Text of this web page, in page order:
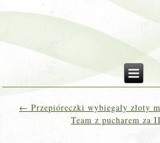
← Przepióreczki wybiegały złoty
Team z pucharem za